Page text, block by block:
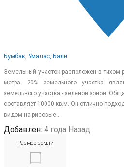
Бумбак, Умалас, Бали
Земельный участок расположен в тихом
метра. 20% земельного участка
земельного участка - зеленой зоной.
составляет 10000 кв.м. Он отлично
видом на рисовые…
Добавлен: 4 года Назад
Размер земли